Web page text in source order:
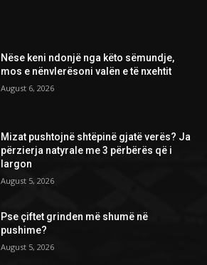
Nëse keni ndonjë nga këto sëmundje,
mos e nënvlerësoni valën e të nxehtit
August 6, 2026
Mizat pushtojnë shtëpinë gjatë verës? Ja
përzierja natyrale me 3 përbërës që i
largon
August 5, 2026
Pse çiftet grinden më shumë në
pushime?
August 5, 2026